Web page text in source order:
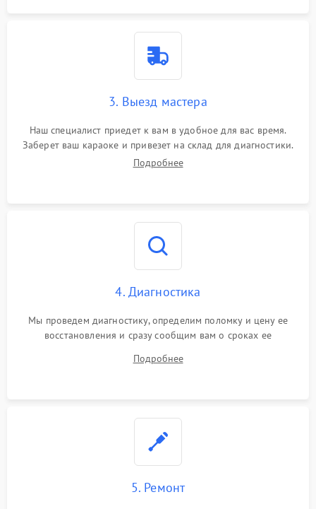
3. Выезд мастера
Наш специалист приедет к вам в удобное для вас время.
Заберет ваш караоке и привезет на склад для диагностики.
Подробнее
4. Диагностика
Мы проведем диагностику, определим поломку и цену ее
восстановления и сразу сообщим вам о сроках ее
Подробнее
5. Ремонт